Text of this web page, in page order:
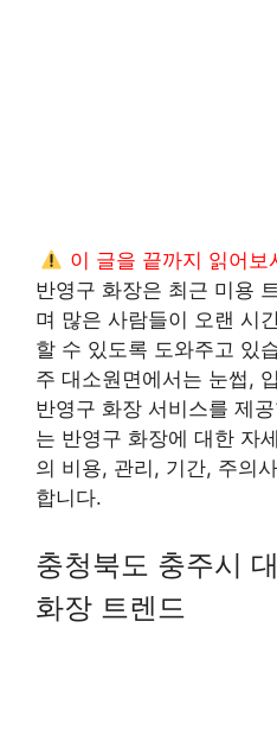
이 글을 끝까지 읽어보
반영구 화장은 최근 미용
며 많은 사람들이 오랜 시
할 수 있도록 도와주고 있
주 대소원면에서는 눈썹,
반영구 화장 서비스를 제
는 반영구 화장에 대한 자
의 비용, 관리, 기간, 주의
합니다.
충청북도 충주시
화장 트렌드